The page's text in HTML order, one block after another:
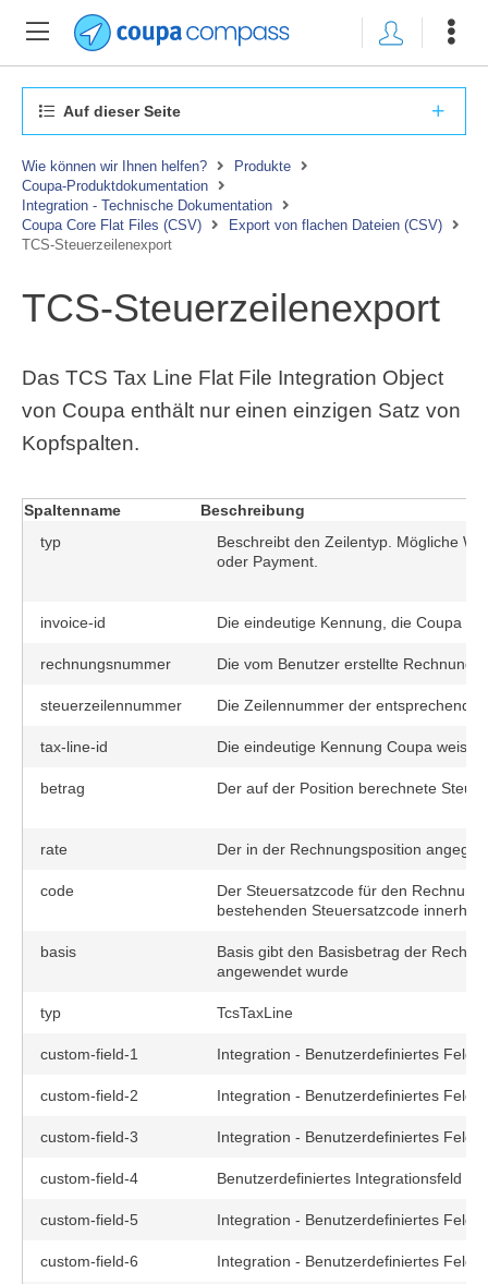
Auf dieser Seite
Wie können wir Ihnen helfen?
Produkte
Coupa-Produktdokumentation
Integration - Technische Dokumentation
Coupa Core Flat Files (CSV)
Export von flachen Dateien (CSV)
TCS-Steuerzeilenexport
TCS-Steuerzeilenexport
Das TCS Tax Line Flat File Integration Object
von Coupa enthält nur einen einzigen Satz von
Kopfspalten.
Spaltenname
Beschreibung
typ
Beschreibt den Zeilentyp. Mögliche
oder Payment.
invoice-id Die eindeutige Kennung, die Coupa
rechnungsnummer Die vom Benutzer erstellte
steuerzeilennummer Die Zeilennummer der
tax-line-id Die eindeutige Kennung Coupa weist
betrag Der auf der Position berechnete
rate Der in der Rechnungsposition
code
Der Steuersatzcode für den
bestehenden Steuersatzcode
basis
Basis gibt den Basisbetrag der
angewendet wurde
typ TcsTaxLine
custom-field-1 Integration - Benutzerdefiniertes Feld 1
custom-field-2 Integration - Benutzerdefiniertes Feld 2
custom-field-3 Integration - Benutzerdefiniertes Feld 3
custom-field-4 Benutzerdefiniertes Integrationsfeld 4
custom-field-5 Integration - Benutzerdefiniertes Feld 5
custom-field-6 Integration - Benutzerdefiniertes Feld 6